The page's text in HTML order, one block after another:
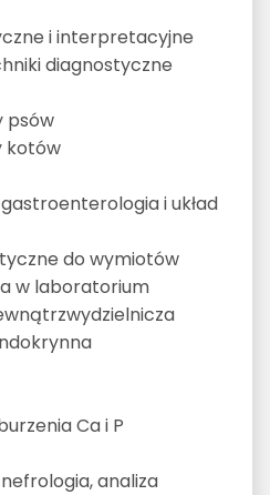
i interpretacyjne
diagnostyczne
psów
kotów
i układ
do wymiotów
w laboratorium
Ca i P
analiza